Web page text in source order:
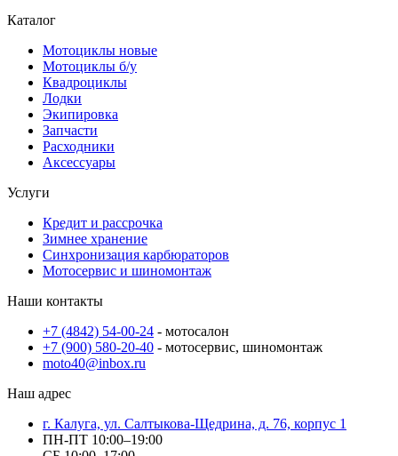
Каталог
Мотоциклы новые
Мотоциклы б/у
Квадроциклы
Лодки
Экипировка
Запчасти
Расходники
Аксессуары
Услуги
Кредит и рассрочкa
Зимнее хранение
Синхронизация карбюраторов
Мотосервис и шиномонтаж
Наши контакты
+7 (4842) 54-00-24 - мотосалон
+7 (900) 580-20-40 - мотосервис, шиномонтаж
moto40@inbox.ru
Наш адрес
г. Калуга, ул. Салтыкова-Щедрина, д. 76, корпус 1
ПН-ПТ 10:00–19:00